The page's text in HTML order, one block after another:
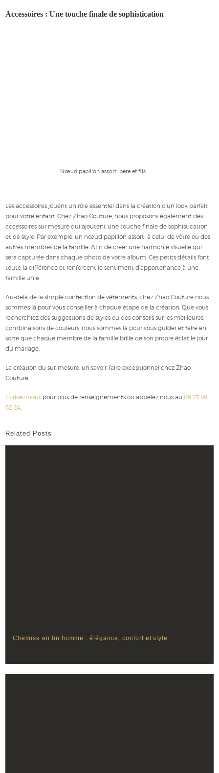
Accessoires : Une touche finale de sophistication
Nœud papillon assorti père et fils
Les accessoires jouent un rôle essentiel dans la création d’un look parfait
pour votre enfant. Chez Zhao Couture, nous proposons également des
accessoires sur mesure qui ajoutent une touche finale de sophistication
et de style. Par exemple, un nœud papillon assorti à celui de vôtre ou des
autres membres de la famille. Afin de créer une harmonie visuelle qui
sera capturée dans chaque photo de votre album. Ces petits détails font
toute la différence et renforcent le sentiment d’appartenance à une
famille unie.
Au-delà de la simple confection de vêtements, chez Zhao Couture nous
sommes là pour vous conseiller à chaque étape de la création. Que vous
recherchiez des suggestions de styles ou des conseils sur les meilleures
combinaisons de couleurs, nous sommes là pour vous guider et faire en
sorte que chaque membre de la famille brille de son propre éclat le jour
du mariage.
La création du sur-mesure, un savoir-faire exceptionnel chez Zhao
Couture.
Ecrivez-nous pour plus de renseignements ou appelez nous au09 73 89
62 24.
Related Posts
Chemise en lin homme : élégance, confort et style